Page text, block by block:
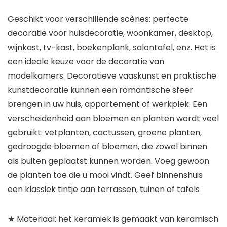
Geschikt voor verschillende scènes: perfecte
decoratie voor huisdecoratie, woonkamer, desktop,
wijnkast, tv-kast, boekenplank, salontafel, enz. Het is
een ideale keuze voor de decoratie van
modelkamers. Decoratieve vaaskunst en praktische
kunstdecoratie kunnen een romantische sfeer
brengen in uw huis, appartement of werkplek. Een
verscheidenheid aan bloemen en planten wordt veel
gebruikt: vetplanten, cactussen, groene planten,
gedroogde bloemen of bloemen, die zowel binnen
als buiten geplaatst kunnen worden. Voeg gewoon
de planten toe die u mooi vindt. Geef binnenshuis
een klassiek tintje aan terrassen, tuinen of tafels
★ Materiaal: het keramiek is gemaakt van keramisch